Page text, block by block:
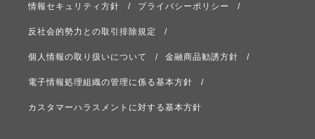
情報セキュリティ方針 プライバシーポリシー
反社会的勢力との取引排除規定
個人情報の取り扱いについて 金融商品勧誘方針
電子情報処理組織の管理に係る基本方針
カスタマーハラスメントに対する基本方針